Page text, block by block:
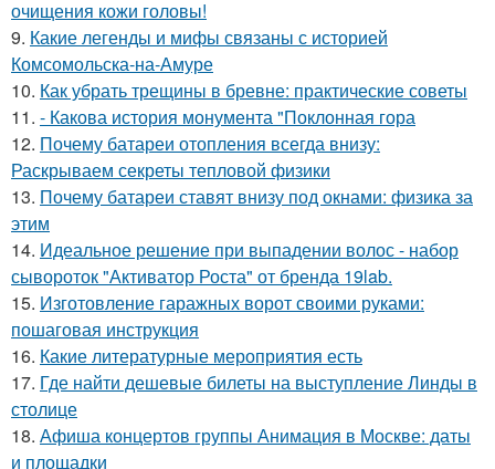
очищения кожи головы!
9. Какие легенды и мифы связаны с историей
Комсомольска-на-Амуре
10. Как убрать трещины в бревне: практические советы
11. - Какова история монумента "Поклонная гора
12. Почему батареи отопления всегда внизу:
Раскрываем секреты тепловой физики
13. Почему батареи ставят внизу под окнами: физика за
этим
14. Идеальное решение при выпадении волос - набор
сывороток "Активатор Роста" от бренда 19lab.
15. Изготовление гаражных ворот своими руками:
пошаговая инструкция
16. Какие литературные мероприятия есть
17. Где найти дешевые билеты на выступление Линды в
столице
18. Афиша концертов группы Анимация в Москве: даты
и площадки